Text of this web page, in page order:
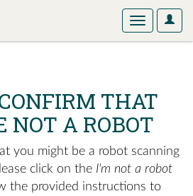
User
Toggle
THAT
NOT A ROBOT
you might be a robot scanning
click on the I'm not a robot
the provided instructions to